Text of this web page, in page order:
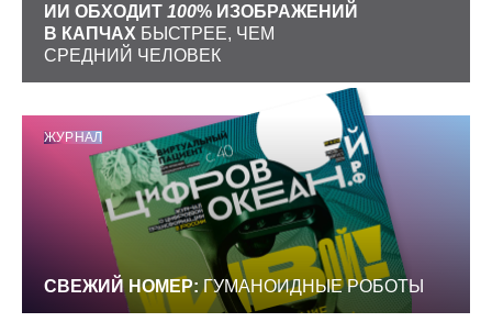
ИИ ОБХОДИТ 100% ИЗОБРАЖЕНИЙ
В КАПЧАХ БЫСТРЕЕ, ЧЕМ
СРЕДНИЙ ЧЕЛОВЕК
ЖУРНАЛ
СВЕЖИЙ НОМЕР: ГУМАНОИДНЫЕ РОБОТЫ